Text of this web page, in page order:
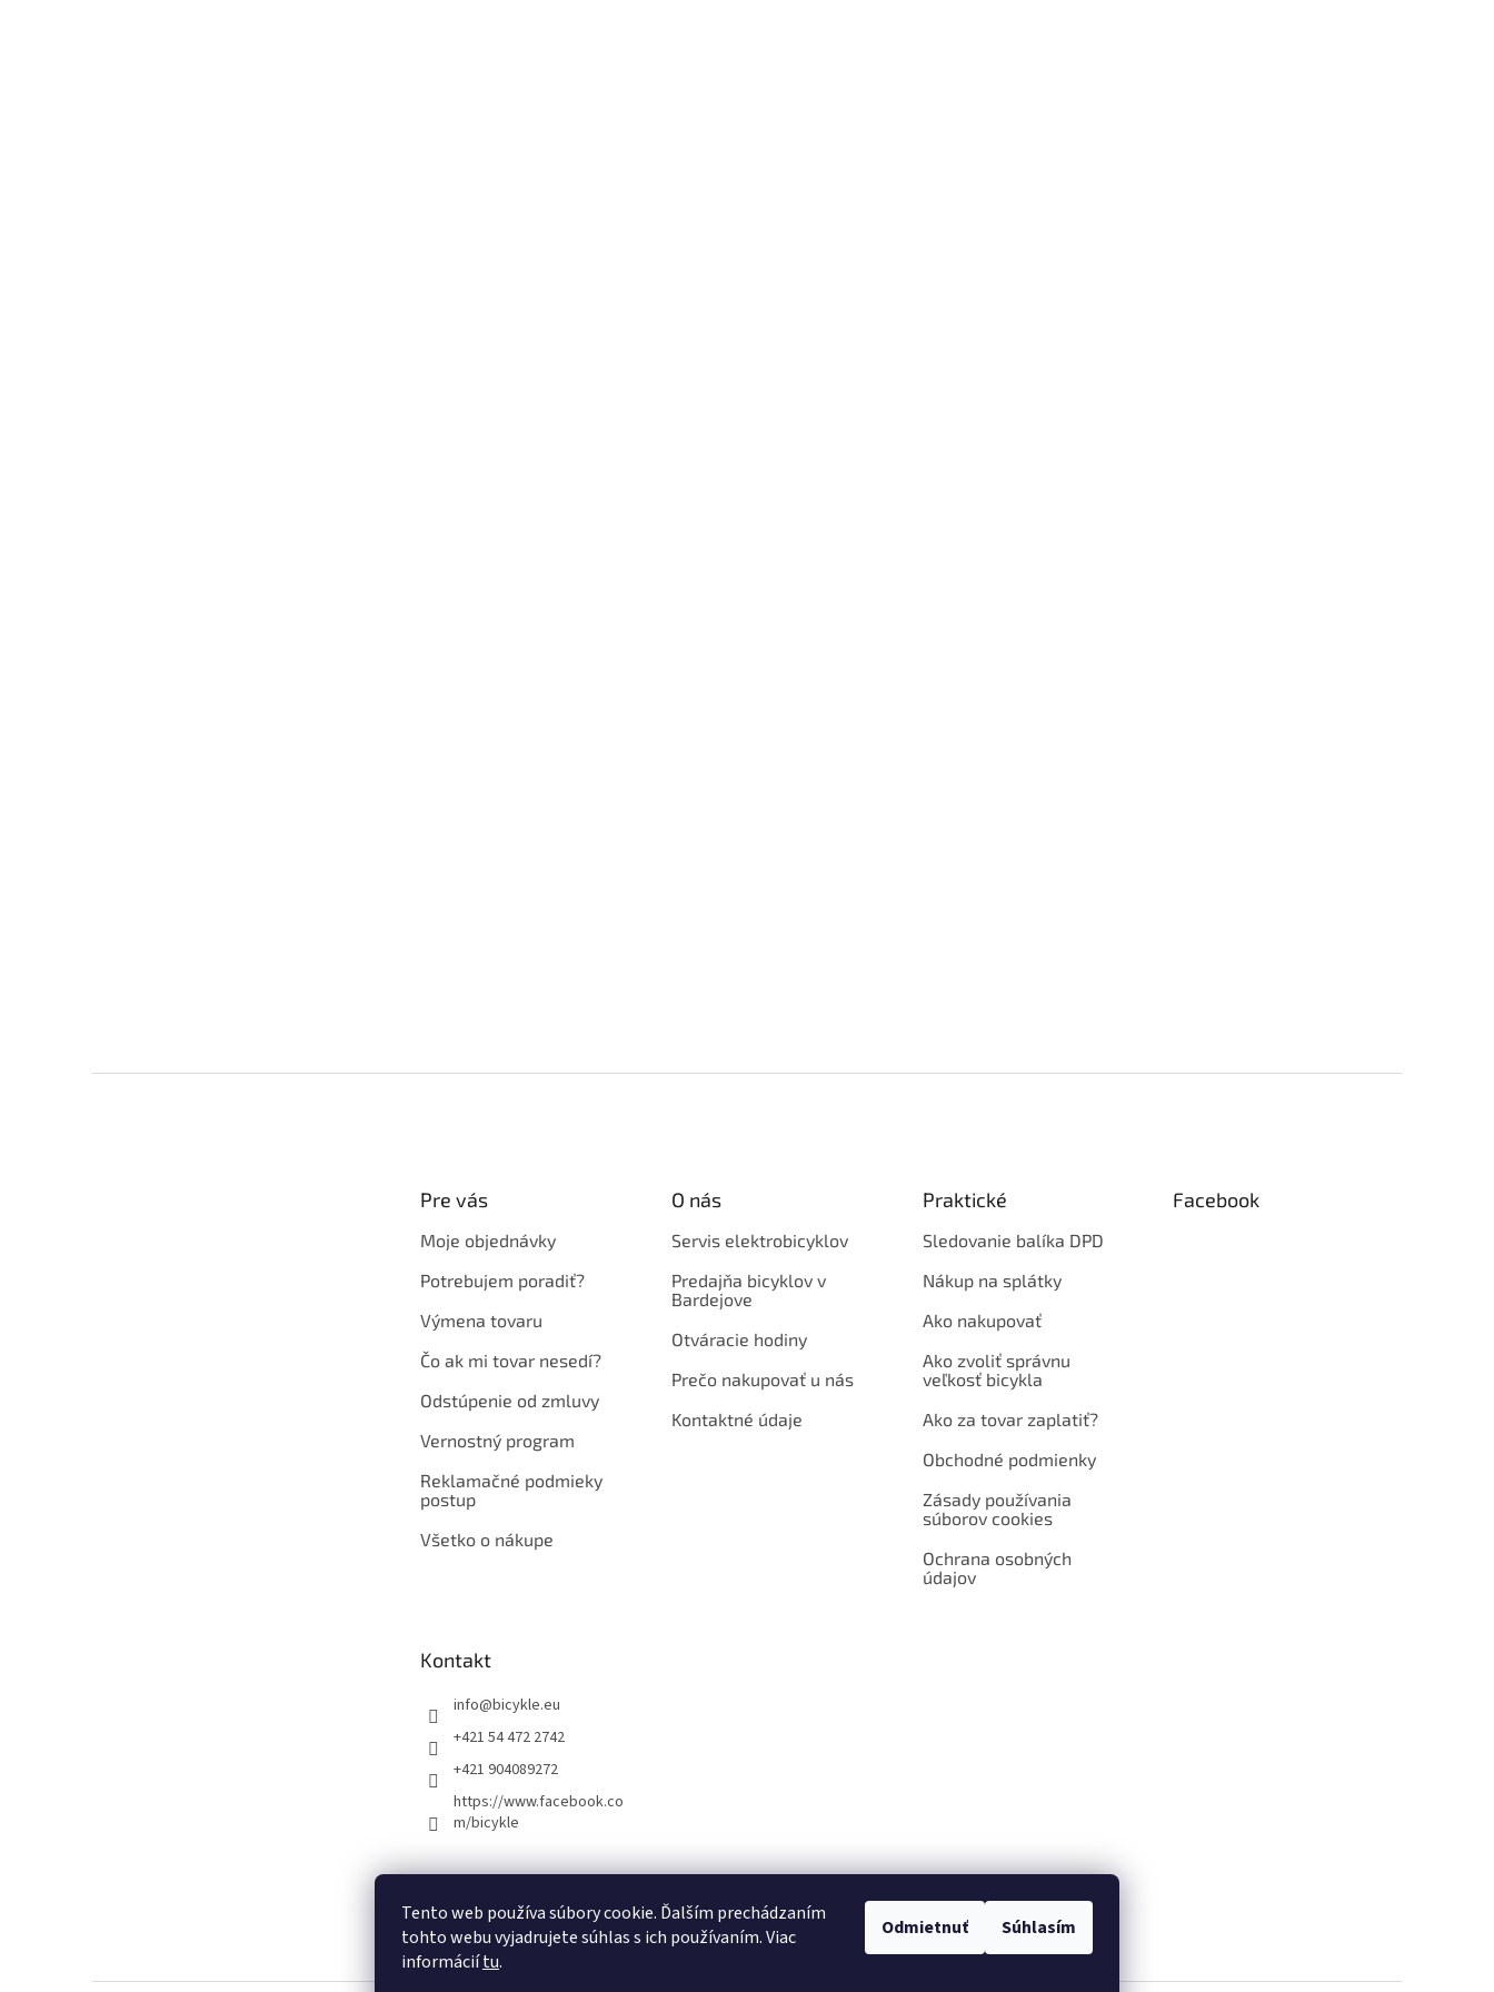
Tento web používa súbory cookie. Ďalším prechádzaním
tohto webu vyjadrujete súhlas s ich používaním. Viac
informáciítu.
Odmietnuť Súhlasím
Pre vás
Moje objednávky
Potrebujem poradiť?
Výmena tovaru
Čo ak mi tovar nesedí?
Odstúpenie od zmluvy
Vernostný program
Reklamačné podmieky
postup
Všetko o nákupe
O nás
Servis elektrobicyklov
Predajňa bicyklov v
Bardejove
Otváracie hodiny
Prečo nakupovať u nás
Kontaktné údaje
Praktické
Sledovanie balíka DPD
Nákup na splátky
Ako nakupovať
Ako zvoliť správnu
veľkosť bicykla
Ako za tovar zaplatiť?
Obchodné podmienky
Zásady používania
súborov cookies
Ochrana osobných
údajov
Facebook
Kontakt
info@bicykle.eu
+421 54 472 2742
+421 904089272
https://www.facebook.co
m/bicykle